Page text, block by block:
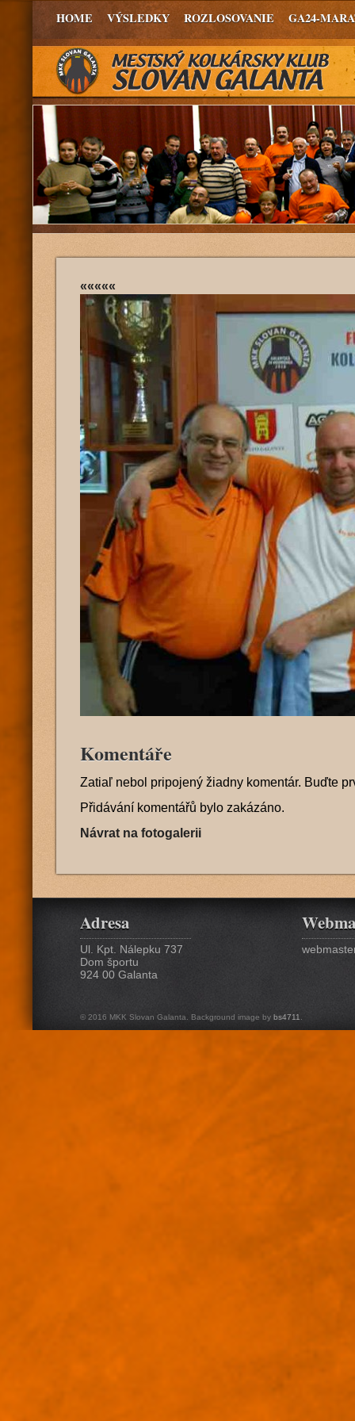
HOME VÝSLEDKY ROZLOSOVANIE GA24-
«««««
Komentáře
Zatiaľ nebol pripojený žiadny komentár. Buďte
Přidávání komentářů bylo zakázáno.
Návrat na fotogalerii
Adresa
Ul. Kpt. Nálepku 737
Dom športu
924 00 Galanta
© 2016 MKK Slovan Galanta. Background image by bs4711